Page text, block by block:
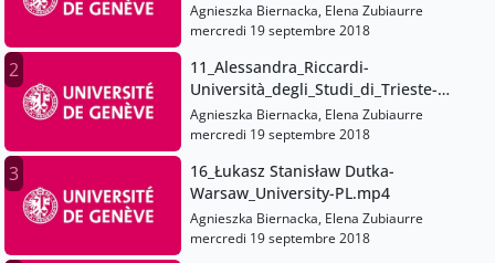
Agnieszka Biernacka, Elena Zubiaurre
mercredi 19 septembre 2018
2
11_Alessandra_Riccardi-
Università_degli_Studi_di_Trieste-
IT.mp4
Agnieszka Biernacka, Elena Zubiaurre
mercredi 19 septembre 2018
3
16_Łukasz Stanisław Dutka-
Warsaw_University-PL.mp4
Agnieszka Biernacka, Elena Zubiaurre
mercredi 19 septembre 2018